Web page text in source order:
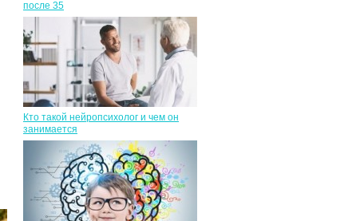
после 35
Кто такой нейропсихолог и чем он
занимается